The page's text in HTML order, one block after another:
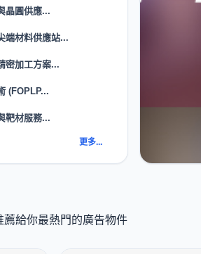
晶圓供應...
端材料供應站...
密加工方案...
(FOPLP...
靶材服務...
更多...
薦給你最熱門的廣告物件